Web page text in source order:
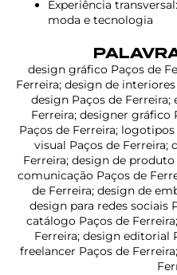
Experiência
moda e tecnologia
design gráfico Paços de
Ferreira; design de
design Paços de
Ferreira; designer gráfico
Paços de Ferreira;
visual Paços de Ferreira;
Ferreira; design de
comunicação Paços de
de Ferreira; design de
design para redes sociais
catálogo Paços de
Ferreira; design editorial
freelancer Paços de